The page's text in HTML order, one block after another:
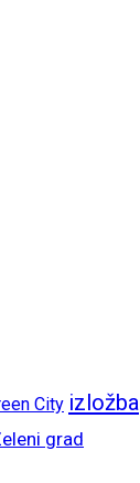
City izložba
grad